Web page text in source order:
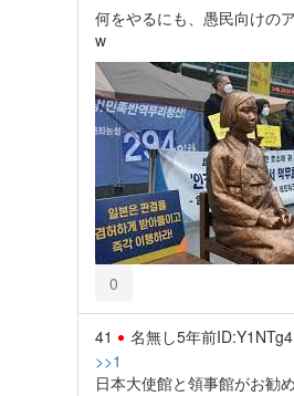
何をやるにも、愚民向けの
w
0
41 名無し5年前
>>1
日本大使館と領事館がお勧